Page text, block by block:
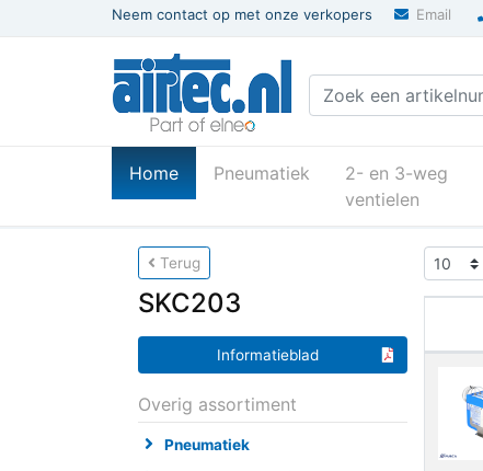
Neem contact op met onze verkopers Email
Home(current)Pneumatiek
2- en 3-weg
ventielen
Terug
SKC203
Informatieblad
Overig assortiment
Pneumatiek